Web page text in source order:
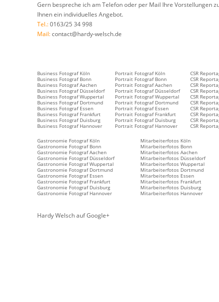
Gern bespreche ich am Telefon oder per Mail Ihre Vorstellungen
Ihnen ein individuelles Angebot.
Tel.:0163/25 34 998
Mail:contact@hardy-welsch.de
Business Fotograf Köln
Business Fotograf Bonn
Business Fotograf Aachen
Business Fotograf Düsseldorf
Business Fotograf Wuppertal
Business Fotograf Dortmund
Business Fotograf Essen
Business Fotograf Frankfurt
Business Fotograf Duisburg
Business Fotograf Hannover
Portrait Fotograf Köln
Portrait Fotograf Bonn
Portrait Fotograf Aachen
Portrait Fotograf Düsseldorf
Portrait Fotograf Wuppertal
Portrait Fotograf Dortmund
Portrait Fotograf Essen
Portrait Fotograf Frankfurt
Portrait Fotograf Duisburg
Portrait Fotograf Hannover
CSR
CSR
CSR
CSR
CSR
CSR
CSR
CSR
CSR
CSR
Gastronomie Fotograf Köln
Gastronomie Fotograf Bonn
Gastronomie Fotograf Aachen
Gastronomie Fotograf Düsseldorf
Gastronomie Fotograf Wuppertal
Gastronomie Fotograf Dortmund
Gastronomie Fotograf Essen
Gastronomie Fotograf Frankfurt
Gastronomie Fotograf Duisburg
Gastronomie Fotograf Hannover
Mitarbeiterfotos Köln
Mitarbeiterfotos Bonn
Mitarbeiterfotos Aachen
Mitarbeiterfotos Düsseldorf
Mitarbeiterfotos Wuppertal
Mitarbeiterfotos Dortmund
Mitarbeiterfotos Essen
Mitarbeiterfotos Frankfurt
Mitarbeiterfotos Duisburg
Mitarbeiterfotos Hannover
Hardy Welsch auf Google+